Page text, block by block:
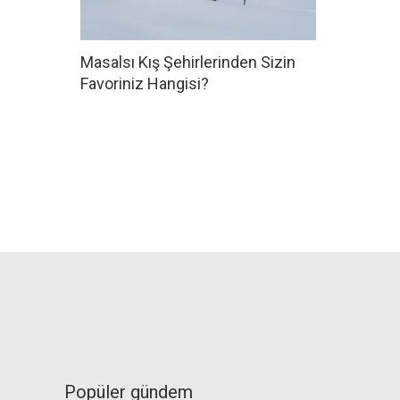
Masalsı Kış Şehirlerinden Sizin
Favoriniz Hangisi?
Popüler gündem